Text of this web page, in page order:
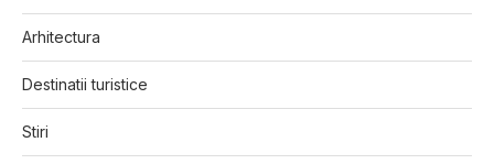
Arhitectura
Destinatii turistice
Stiri